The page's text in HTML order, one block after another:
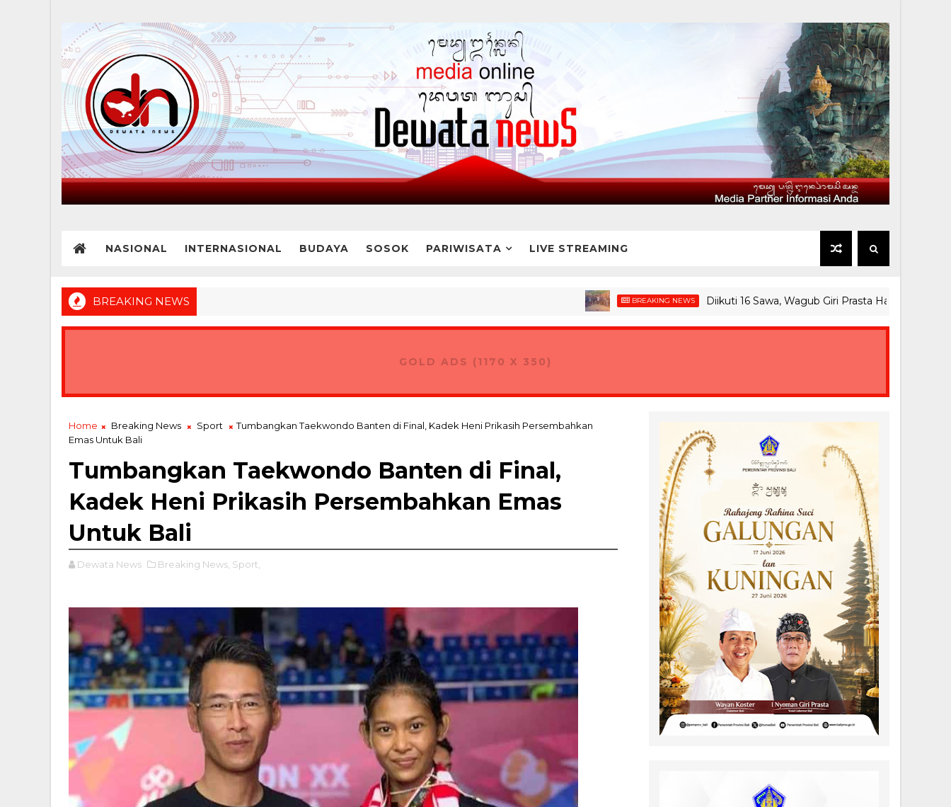
NASIONAL INTERNASIONAL BUDAYA SOSOK PARIWISATA LIVE STREAMING
BREAKING NEWS BREAKING NEWS Diikuti 16 Sawa, Wagub Giri Prasta Hadiri Ngaben Massal
GOLD ADS (1170 X 350)
Home Breaking News Sport
Tumbangkan Taekwondo Banten di Final, Kadek Heni Prikasih Persembahkan
Emas Untuk Bali
Tumbangkan Taekwondo Banten di Final,
Kadek Heni Prikasih Persembahkan Emas
Untuk Bali
Dewata News Breaking News, Sport,